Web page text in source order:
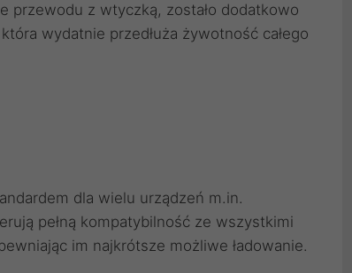
przewodu z wtyczką, zostało dodatkowo
wydatnie przedłuża żywotność całego
dla wielu urządzeń m.in.
pełną kompatybilność ze wszystkimi
im najkrótsze możliwe ładowanie.